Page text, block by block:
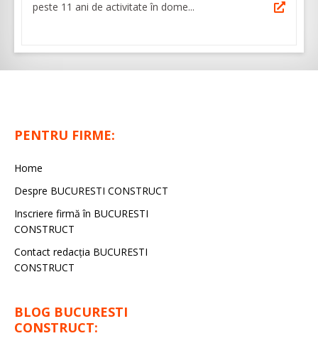
peste 11 ani de activitate în dome...
PENTRU FIRME:
Home
Despre BUCURESTI CONSTRUCT
Inscriere firmă în BUCURESTI
CONSTRUCT
Contact redacţia BUCURESTI
CONSTRUCT
BLOG BUCURESTI
CONSTRUCT: